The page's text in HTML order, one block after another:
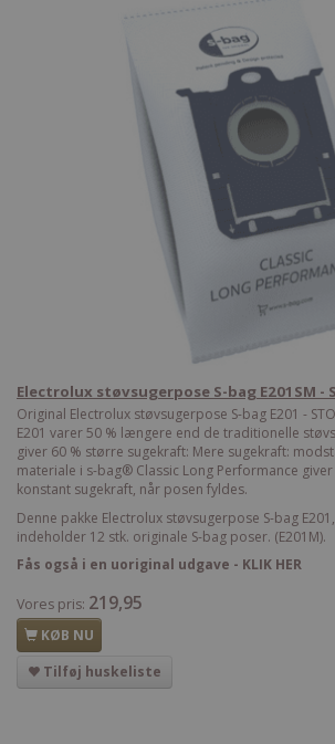
Electrolux støvsugerpose S-bag E201SM -
Original Electrolux støvsugerpose S-bag E201 -
E201 varer 50 % længere end de traditionelle
giver 60 % større sugekraft: Mere sugekraft:
materiale i s-bag® Classic Long Performance
konstant sugekraft, når posen fyldes.
Denne pakke Electrolux støvsugerpose S-bag
indeholder 12 stk. originale S-bag poser. (E201M).
Fås også i en uoriginal udgave - KLIK HER
Vores pris: 219,95
KØB NU
Tilføj huskeliste